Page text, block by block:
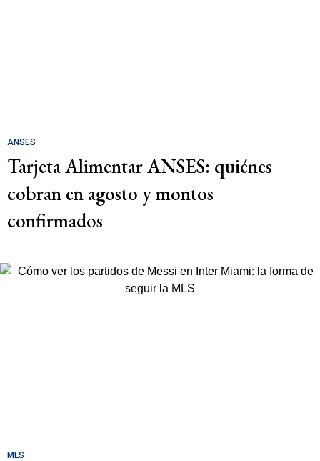
ANSES
Tarjeta Alimentar ANSES: quiénes
cobran en agosto y montos
confirmados
MLS